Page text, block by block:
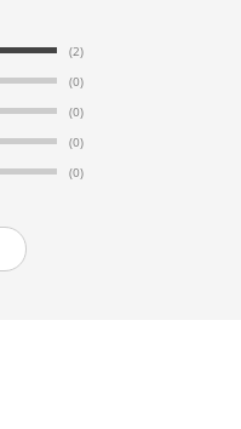
(2)
(0)
(0)
(0)
(0)